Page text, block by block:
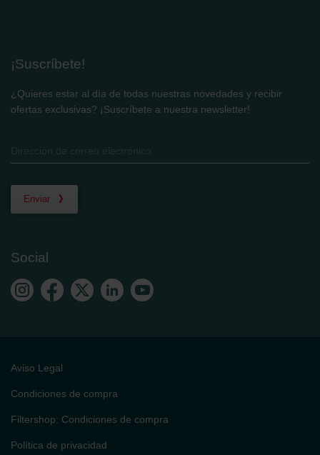
¡Suscríbete!
¿Quieres estar al día de todas nuestras novedades y recibir
ofertas exclusivas? ¡Suscríbete a nuestra newsletter!
Enviar
Social
Aviso Legal
Condiciones de compra
Filtershop: Condiciones de compra
Política de privacidad